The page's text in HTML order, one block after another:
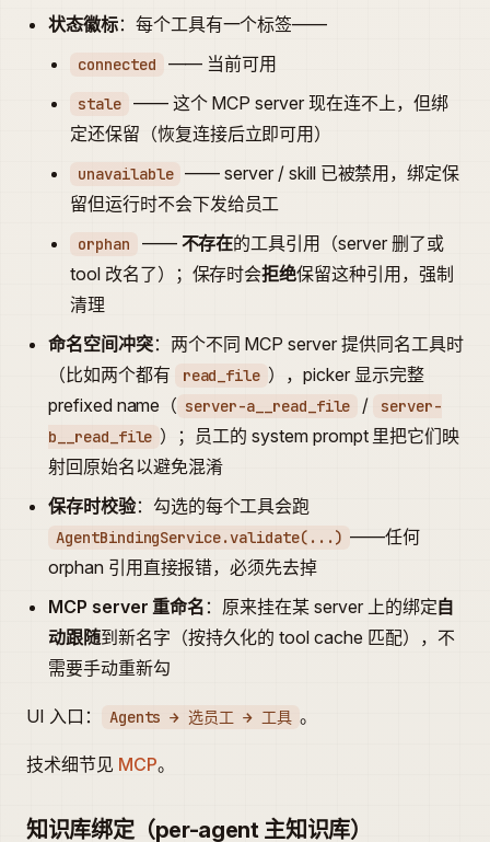
状态徽标：每个工具有一个标签——
connected —— 当前可用
stale
—— 这个 MCP server 现在连不上，但绑
定还保留（恢复连接后立即可用）
unavailable —— server / skill 已被禁用，绑定保
留但运行时不会下发给员工
orphan —— 不存在的工具引用（server 删了或
tool 改名了）；保存时会拒绝保留这种引用，强制
清理
命名空间冲突：两个不同 MCP server 提供同名工具时
（比如两个都有
read_file ），picker 显示完整
prefixed name（ server-a__read_file /
server-
b__read_file ）；员工的 system prompt 里把它们映
射回原始名以避免混淆
保存时校验：勾选的每个工具会跑
AgentBindingService.validate(...) ——任何
orphan 引用直接报错，必须先去掉
MCP server 重命名 ：原来挂在某 server 上的绑定自
动跟随到新名字（按持久化的 tool cache 匹配），不
需要手动重新勾
UI 入口： Agents → 选员工 → 工具 。
技术细节见 MCP。
知识库绑定（per-agent 主知识库）